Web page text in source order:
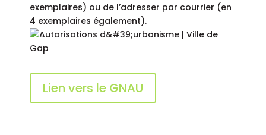
exemplaires) ou de l’adresser par courrier (en
4 exemplaires également).
Lien vers le GNAU